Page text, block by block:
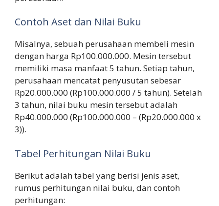
Contoh Aset dan Nilai Buku
Misalnya, sebuah perusahaan membeli mesin
dengan harga Rp100.000.000. Mesin tersebut
memiliki masa manfaat 5 tahun. Setiap tahun,
perusahaan mencatat penyusutan sebesar
Rp20.000.000 (Rp100.000.000 / 5 tahun). Setelah
3 tahun, nilai buku mesin tersebut adalah
Rp40.000.000 (Rp100.000.000 – (Rp20.000.000 x
3)).
Tabel Perhitungan Nilai Buku
Berikut adalah tabel yang berisi jenis aset,
rumus perhitungan nilai buku, dan contoh
perhitungan: